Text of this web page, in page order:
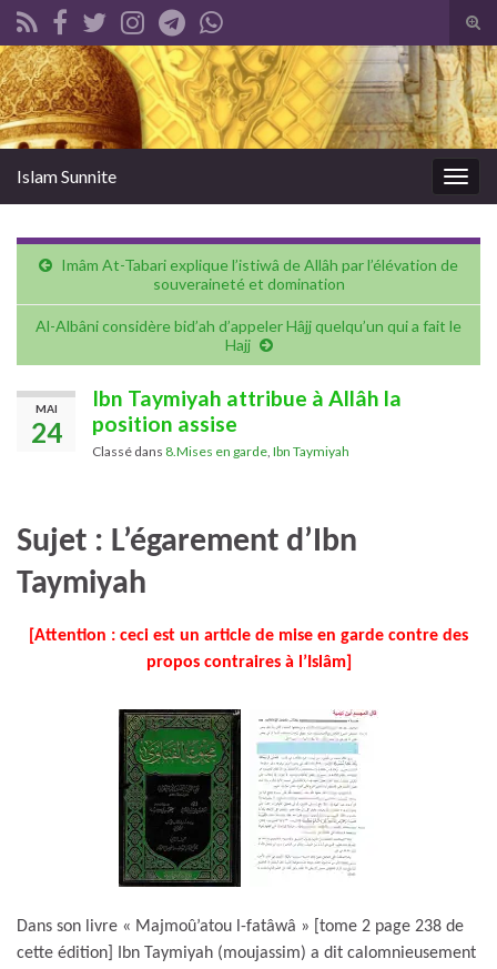
Search for:
Islam Sunnite
Imâm At-Tabari explique l’istiwâ de Allâh par l’élévation de
souveraineté et domination
Al-Albâni considère bid’ah d’appeler Hâjj quelqu’un qui a fait le
Hajj
MAI
24
Ibn Taymiyah attribue à Allâh la
position assise
Classé dans 8.Mises en garde Ibn Taymiyah
Sujet : L’égarement d’Ibn
Taymiyah
[Attention : ceci est un article de mise en garde contre des
propos contraires à l’Islâm]
Dans son livre « Majmoû’atou l-fatâwâ » [tome 2 page 238 de
cette édition] Ibn Taymiyah (moujassim) a dit calomnieusement